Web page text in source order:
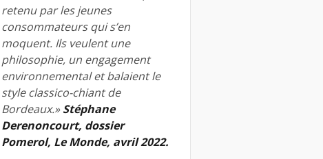
retenu par les jeunes
consommateurs qui s’en
moquent. Ils veulent une
philosophie, un engagement
environnemental et balaient le
style classico-chiant de
Bordeaux.»Stéphane
Derenoncourt, dossier
Pomerol, Le Monde, avril 2022.